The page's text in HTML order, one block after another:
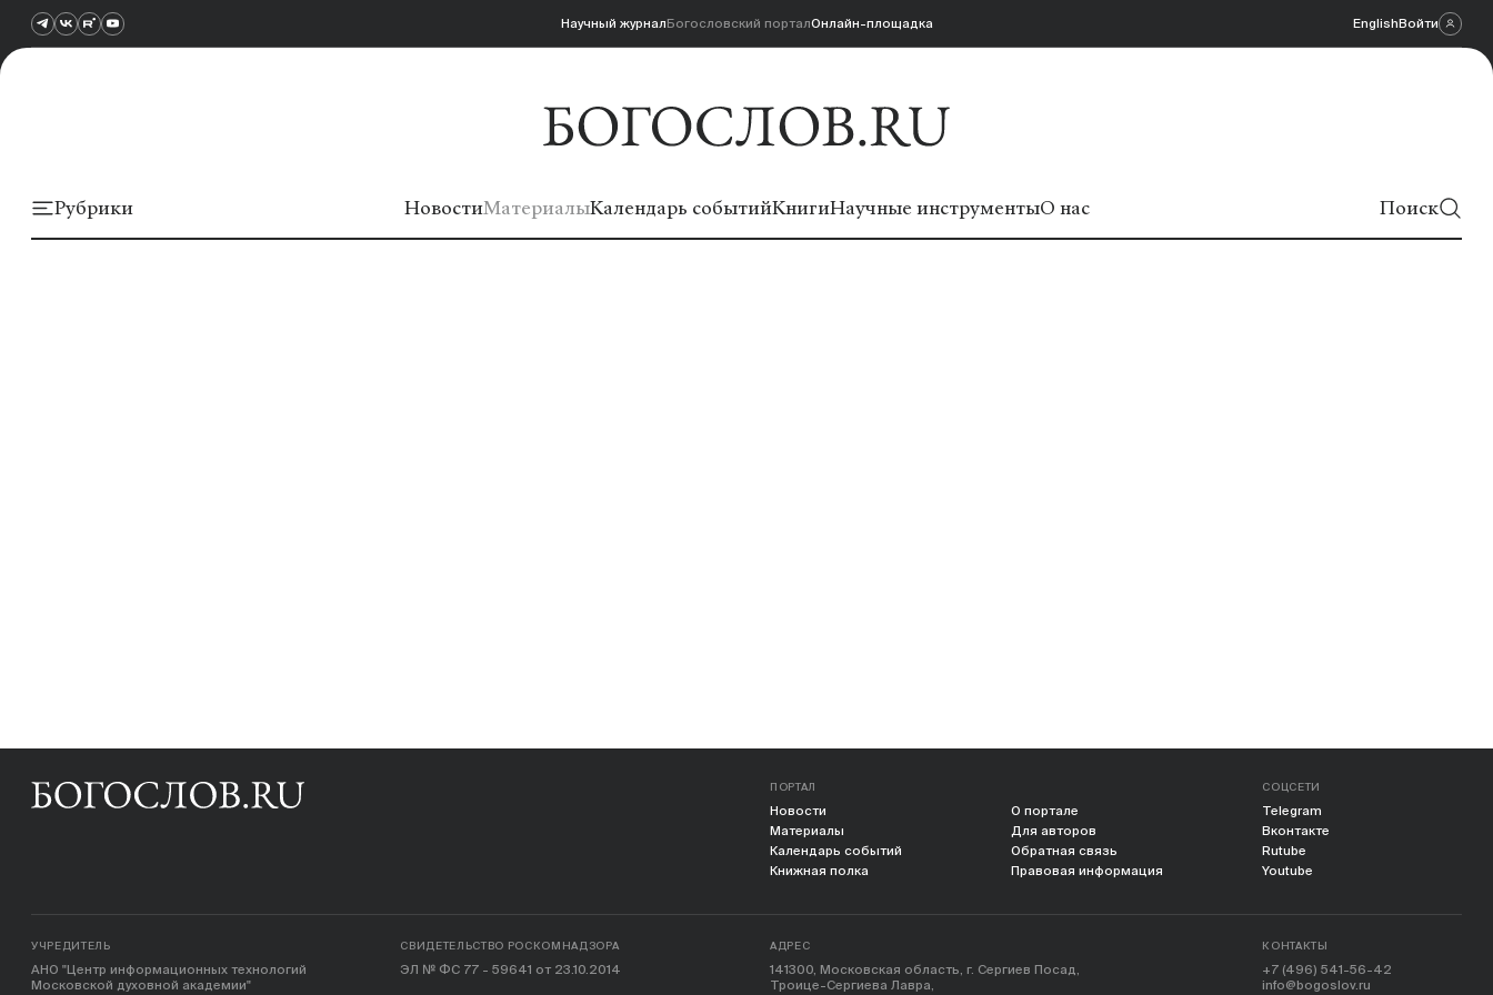
Научный журналБогословский порталОнлайн-площадка EnglishВойти
Рубрики НовостиМатериалыКалендарь событийКнигиНаучные инструментыО нас Поиск
ПОРТАЛ
Новости
Материалы
Календарь событий
Книжная полка
О портале
Для авторов
Обратная связь
Правовая информация
СОЦСЕТИ
Telegram
Вконтакте
Rutube
Youtube
УЧРЕДИТЕЛЬ
АНО "Центр информационных технологий
Московской духовной академии"
СВИДЕТЕЛЬСТВО РОСКОМНАДЗОРА
ЭЛ № ФС 77 - 59641 от 23.10.2014
АДРЕС
141300, Московская область, г. Сергиев Посад,
Троице-Сергиева Лавра,
КОНТАКТЫ
+7 (496) 541-56-42
info@bogoslov.ru